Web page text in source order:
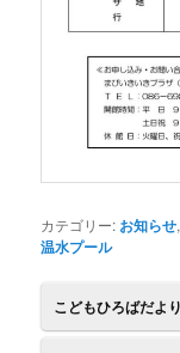
カテゴリー: お知らせ
温水プール
こどもひろばだより